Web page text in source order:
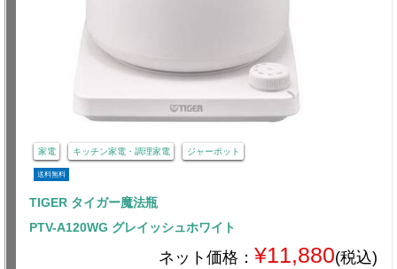
家電 キッチン家電・調理家電 ジャーポット
送料無料
TIGER タイガー魔法瓶
PTV-A120WG グレイッシュホワイト
ネット価格： ¥11,880(税込)